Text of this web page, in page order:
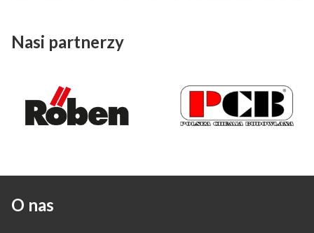
Nasi partnerzy
O nas